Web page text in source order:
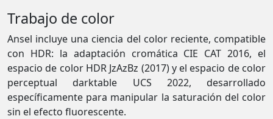
Trabajo de color
Ansel incluye una ciencia del color reciente, compatible
con HDR: la adaptación cromática CIE CAT 2016, el
espacio de color HDR JzAzBz (2017) y el espacio de color
perceptual darktable UCS 2022, desarrollado
específicamente para manipular la saturación del color
sin el efecto fluorescente.